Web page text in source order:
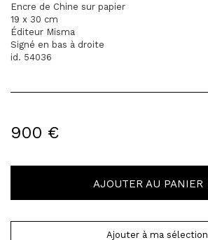
Encre de Chine sur papier
19 x 30 cm
Éditeur Misma
Signé en bas à droite
id. 54036
900 €
AJOUTER AU PANIER
Ajouter à ma sélection